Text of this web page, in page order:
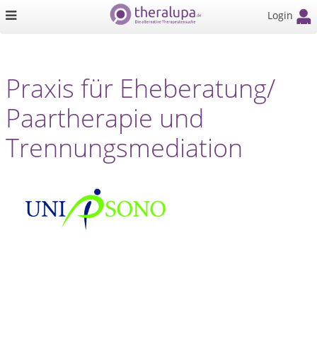
Login
Praxis für Eheberatung/
Paartherapie und
Trennungsmediation